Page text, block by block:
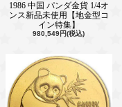
1986 中国 パンダ金貨 1/4オ
ンス新品未使用【地金型コ
イン特集】
980,549円(税込)